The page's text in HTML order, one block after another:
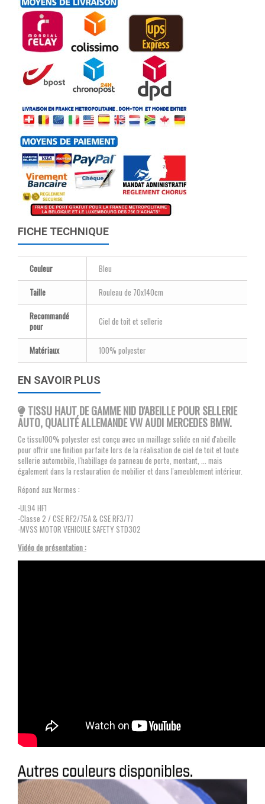
FICHE TECHNIQUE
Couleur
Bleu
Taille
Rouleau de 70x140cm
Recommandé
pour
Ciel de toit et sellerie
Matériaux 100% polyester
EN SAVOIR PLUS
TISSU HAUT DE GAMME NID D'ABEILLE POUR SELLERIE
AUTO, QUALITÉ ALLEMANDE VW AUDI MERCEDES BMW.
Ce tissu100% polyester est conçu avec un maillage solide en nid d'abeille
pour offrir une finition parfaite lors de la réalisation de ciel de toit et toute
sellerie automobile, l'habillage de panneau de porte, montant, ... mais
également dans la restauration de mobilier et dans l'ameublement intérieur.
Répond aux Normes :
-UL94 HF1
-Classe 2 / CSE RF2/75A & CSE RF3/77
-MVSS MOTOR VEHICULE SAFETY STD302
Vidéo de présentation :